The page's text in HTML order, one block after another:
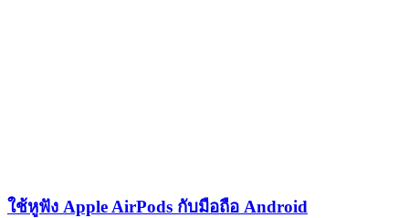
ใช้หูฟัง Apple AirPods กับมือถือ Android